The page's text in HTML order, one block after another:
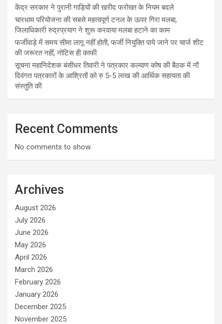
केंद्र सरकार ने पुरानी गाड़ियों की खरीद फरोख्त के नियम बदले
चारधाम परियोजना की सबसे महत्वपूर्ण टनल के ऊपर गिरा मलबा,
जिलाधिकारी रुद्रप्रयाग ने शुरू करवाया मलबा हटाने का काम
फर्जीवाड़े में समय सीमा लागू नहीं होती, फर्जी नियुक्ति पाये जाने पर चार्ज शीट
की जरूरत नहीं, नोटिस ही काफी
सूचना महानिदेशक बंसीधर तिवारी ने पत्रकार कल्याण कोष की बैठक में नौ
दिवंगत पत्रकारों के आश्रितों को रु 5-5 लाख की आर्थिक सहायता की
संस्तुति की
Recent Comments
No comments to show.
Archives
August 2026
July 2026
June 2026
May 2026
April 2026
March 2026
February 2026
January 2026
December 2025
November 2025